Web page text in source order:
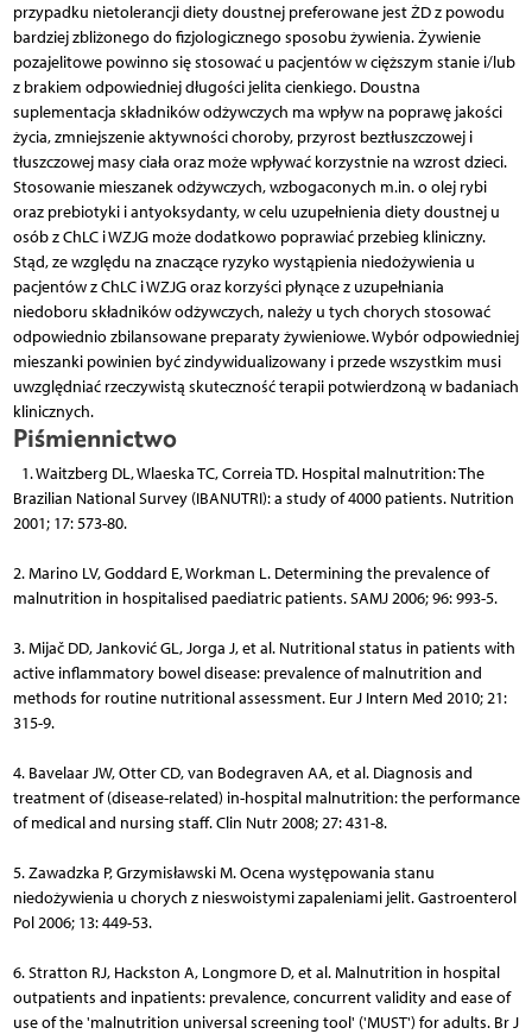
przypadku nietolerancji diety doustnej preferowane jest ŻD z powodu
bardziej zbliżonego do fizjologicznego sposobu żywienia. Żywienie
pozajelitowe powinno się stosować u pacjentów w cięższym stanie i/lub
z brakiem odpowiedniej długości jelita cienkiego. Doustna
suplementacja składników odżywczych ma wpływ na poprawę jakości
życia, zmniejszenie aktywności choroby, przyrost beztłuszczowej i
tłuszczowej masy ciała oraz może wpływać korzystnie na wzrost dzieci.
Stosowanie mieszanek odżywczych, wzbogaconych m.in. o olej rybi
oraz prebiotyki i anty­oksydanty, w celu uzupełnienia diety doustnej u
osób z ChLC i WZJG może dodatkowo poprawiać przebieg kliniczny.
Stąd, ze względu na znaczące ryzyko wystąpienia niedożywienia u
pacjentów z ChLC i WZJG oraz korzyści płynące z uzupełniania
niedoboru składników odżywczych, należy u tych chorych stosować
odpowiednio zbilansowane preparaty żywieniowe. Wybór odpowiedniej
mieszanki powinien być zindywidualizowany i przede wszystkim musi
uwzględniać rzeczywistą skuteczność terapii potwierdzoną w badaniach
klinicznych.
Piśmiennictwo
1. Waitzberg DL, Wlaeska TC, Correia TD. Hospital malnutrition: The
Brazilian National Survey (IBANUTRI): a study of 4000 patients. Nutrition
2001; 17: 573-80.
2. Marino LV, Goddard E, Workman L. Determining the prevalence of
malnutrition in hospitalised paediatric patients. SAMJ 2006; 96: 993-5.
3. Mijač DD, Janković GL, Jorga J, et al. Nutritional status in patients with
active inflammatory bowel disease: prevalence of malnutrition and
methods for routine nutritional assessment. Eur J Intern Med 2010; 21:
315-9.
4. Bavelaar JW, Otter CD, van Bodegraven AA, et al. Diagnosis and
treatment of (disease-related) in-hospital malnutrition: the performance
of medical and nursing staff. Clin Nutr 2008; 27: 431-8.
5. Zawadzka P, Grzymisławski M. Ocena występowania stanu
niedożywienia u chorych z nieswoistymi zapaleniami jelit. Gastroenterol
Pol 2006; 13: 449-53.
6. Stratton RJ, Hackston A, Longmore D, et al. Malnutrition in hospital
outpatients and inpatients: prevalence, concurrent validity and ease of
use of the 'malnutrition universal screening tool' ('MUST') for adults. Br J